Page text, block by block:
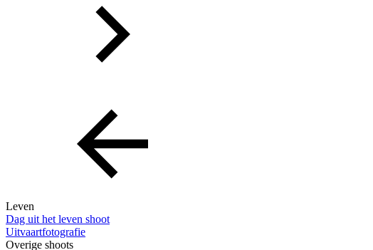
Leven
Dag uit het leven shoot
Uitvaartfotografie
Overige shoots